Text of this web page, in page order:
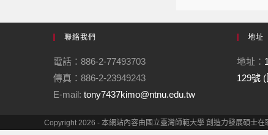
聯絡我們
電話：886-2-77493703
傳真：886-2-23949243
E-mail: tony7437kimo@ntnu.edu.tw
地址
地址：
129號
Copyright 2026 - 本網站內容由國立臺灣師範大學 創造力發展碩士在